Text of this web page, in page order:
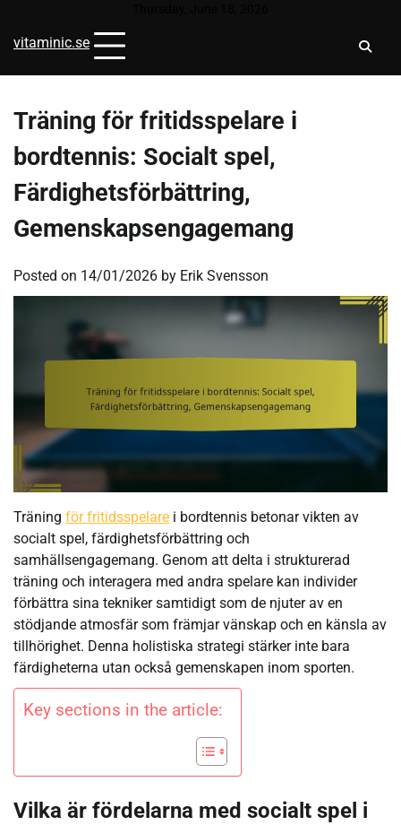
content
vitaminic.se
Träning för fritidsspelare i
bordtennis: Socialt spel,
Färdighetsförbättring,
Gemenskapsengagemang
Posted on 14/01/2026 by Erik Svensson
Träning för fritidsspelare i bordtennis betonar vikten av
socialt spel, färdighetsförbättring och
samhällsengagemang. Genom att delta i strukturerad
träning och interagera med andra spelare kan individer
förbättra sina tekniker samtidigt som de njuter av en
stödjande atmosfär som främjar vänskap och en känsla av
tillhörighet. Denna holistiska strategi stärker inte bara
färdigheterna utan också gemenskapen inom sporten.
Key sections in the article:
Vilka är fördelarna med socialt spel i